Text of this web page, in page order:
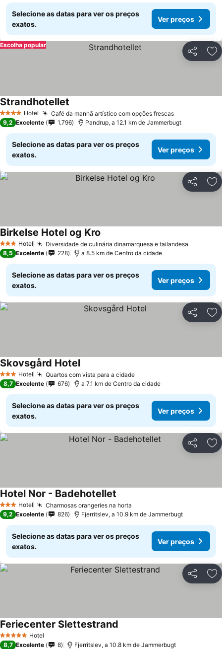
Selecione as datas para ver os preços
exatos.
Ver preços
Partilhar
Escolha popular
4 EstrelasHotel Café da manhã artístico com opções frescas
Strandhotellet
9,2 Excelente 1.796 Pandrup, a 12.1 km de Jammerbugt
Selecione as datas para ver os preços
exatos.
Ver preços
Partilhar
3 EstrelasHotel Diversidade de culinária dinamarquesa e tailandesa
Birkelse Hotel og Kro
8,5 Excelente 228 a 8.5 km de Centro da cidade
Selecione as datas para ver os preços
exatos.
Ver preços
Partilhar
3 EstrelasHotel Quartos com vista para a cidade
Skovsgård Hotel
8,7 Excelente 676 a 7.1 km de Centro da cidade
Selecione as datas para ver os preços
exatos.
Ver preços
Partilhar
3 EstrelasHotel Charmosas orangeries na horta
Hotel Nor - Badehotellet
9,2 Excelente 826 Fjerritslev, a 10.9 km de Jammerbugt
Selecione as datas para ver os preços
exatos.
Ver preços
Partilhar
5 Estrelas Hotel
Feriecenter Slettestrand
8,7 Excelente 8 Fjerritslev, a 10.8 km de Jammerbugt